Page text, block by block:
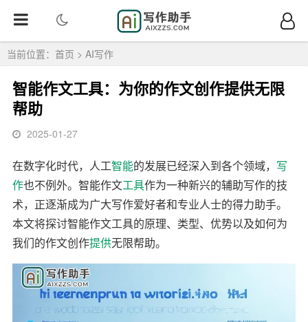
当前位置： 首页 > AI写作
智能作文工具：为你的作文创作提供无限
帮助
2025-01-27
在数字化时代，人工智能的发展已经深入到各个领域， 写
作也不例外。智能作文工具作为一种新兴的辅助写作的技
术，正逐渐成为广大写作爱好者和专业人士的得力助手。
本文将探讨智能作文工具的原理、类型、优势以及如何为
我们的作文创作提供无限帮助。